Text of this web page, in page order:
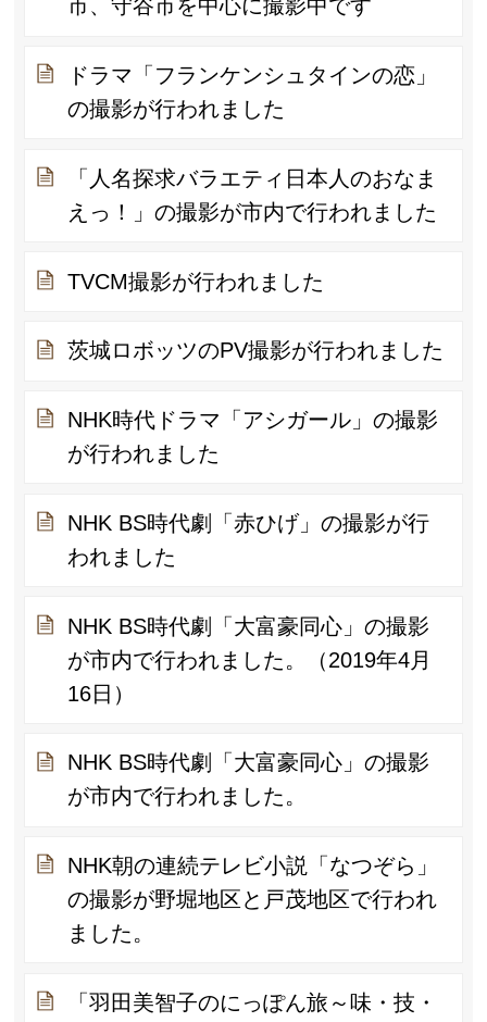
市、守谷市を中心に撮影中です
ドラマ「フランケンシュタインの恋」
の撮影が行われました
「人名探求バラエティ日本人のおなま
えっ！」の撮影が市内で行われました
TVCM撮影が行われました
茨城ロボッツのPV撮影が行われました
NHK時代ドラマ「アシガール」の撮影
が行われました
NHK BS時代劇「赤ひげ」の撮影が行
われました
NHK BS時代劇「大富豪同心」の撮影
が市内で行われました。（2019年4月
16日）
NHK BS時代劇「大富豪同心」の撮影
が市内で行われました。
NHK朝の連続テレビ小説「なつぞら」
の撮影が野堀地区と戸茂地区で行われ
ました。
「羽田美智子のにっぽん旅～味・技・